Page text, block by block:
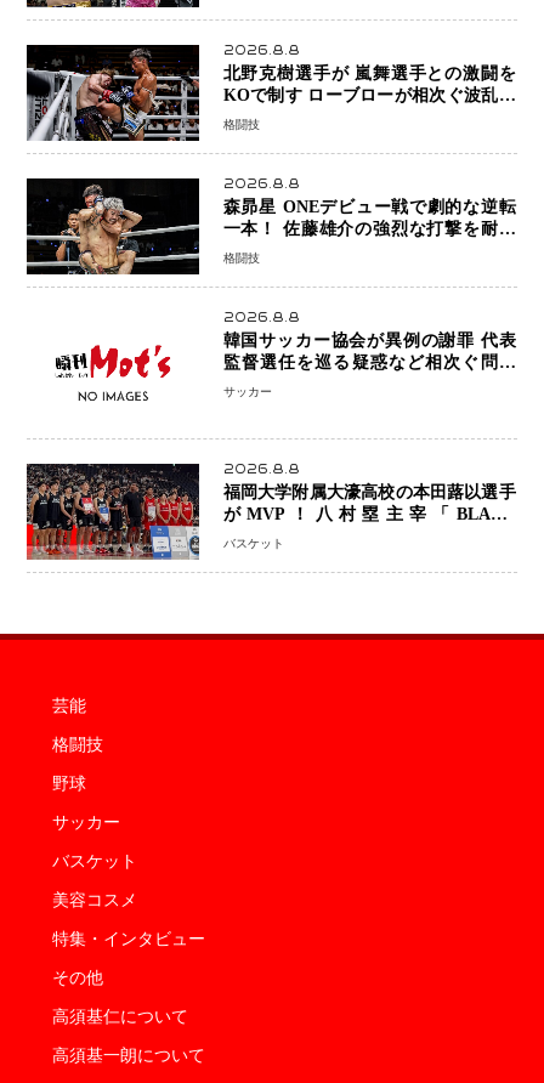
2026.8.8
北野克樹選手が 嵐舞選手との激闘を
KOで制す ローブローが相次ぐ波乱の
展開…涙の勝利「生まれてくる娘のた
格闘技
2026.8.8
森昴星 ONEデビュー戦で劇的な逆転
一本！ 佐藤雄介の強烈な打撃を耐え
抜き、リアネイキッドチョークで勝利
格闘技
2026.8.8
韓国サッカー協会が異例の謝罪 代表
監督選任を巡る疑惑など相次ぐ問題
「組織の刷新」誓う
サッカー
2026.8.8
福岡大学附属大濠高校の本田蕗以選手
がMVP！八村塁主宰「BLACK
SAMURAI SUMMIT 2026」で存在
なった」
バスケット
芸能
格闘技
野球
サッカー
バスケット
美容コスメ
特集・インタビュー
その他
高須基仁について
高須基一朗について